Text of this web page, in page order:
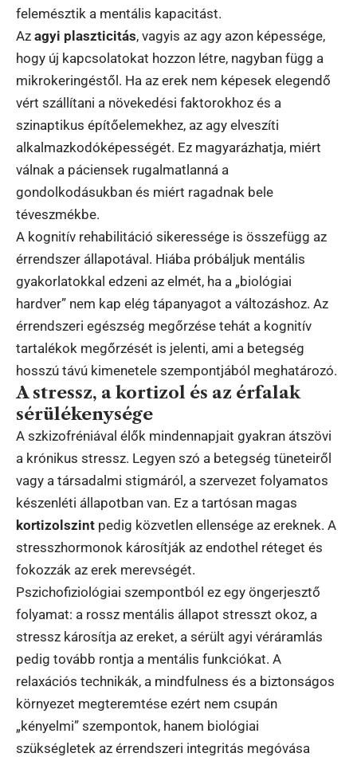
felemésztik a mentális kapacitást.
Az agyi plaszticitás, vagyis az agy azon képessége,
hogy új kapcsolatokat hozzon létre, nagyban függ a
mikrokeringéstől. Ha az erek nem képesek elegendő
vért szállítani a növekedési faktorokhoz és a
szinaptikus építőelemekhez, az agy elveszíti
alkalmazkodóképességét. Ez magyarázhatja, miért
válnak a páciensek rugalmatlanná a
gondolkodásukban és miért ragadnak bele
téveszmékbe.
A kognitív rehabilitáció sikeressége is összefügg az
érrendszer állapotával. Hiába próbáljuk mentális
gyakorlatokkal edzeni az elmét, ha a „biológiai
hardver” nem kap elég tápanyagot a változáshoz. Az
érrendszeri egészség megőrzése tehát a kognitív
tartalékok megőrzését is jelenti, ami a betegség
hosszú távú kimenetele szempontjából meghatározó.
A stressz, a kortizol és az érfalak
sérülékenysége
A szkizofréniával élők mindennapjait gyakran átszövi
a krónikus stressz. Legyen szó a betegség tüneteiről
vagy a társadalmi stigmáról, a szervezet folyamatos
készenléti állapotban van. Ez a tartósan magas
kortizolszint pedig közvetlen ellensége az ereknek. A
stresszhormonok károsítják az endothel réteget és
fokozzák az erek merevségét.
Pszichofiziológiai szempontból ez egy öngerjesztő
folyamat: a rossz mentális állapot stresszt okoz, a
stressz károsítja az ereket, a sérült agyi véráramlás
pedig tovább rontja a mentális funkciókat. A
relaxációs technikák, a mindfulness és a biztonságos
környezet megteremtése ezért nem csupán
„kényelmi” szempontok, hanem biológiai
szükségletek az érrendszeri integritás megóvása